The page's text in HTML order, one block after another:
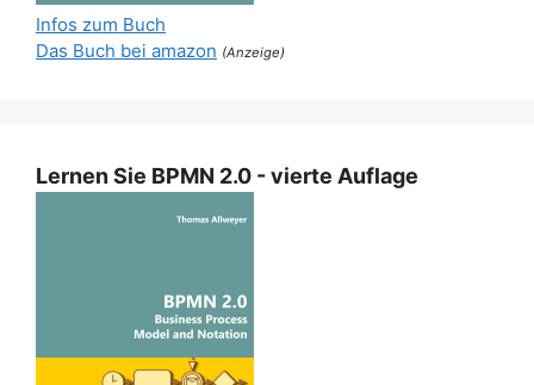
Infos zum Buch
Das Buch bei amazon (Anzeige)
Lernen Sie BPMN 2.0 - vierte Auflage